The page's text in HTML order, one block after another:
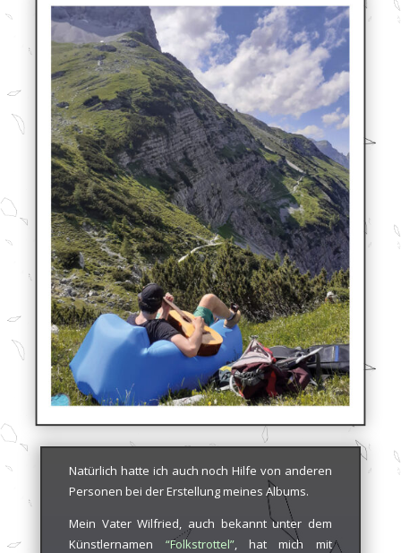
Natürlich hatte ich auch noch Hilfe von anderen
Personen bei der Erstellung meines Albums.
Mein Vater Wilfried, auch bekannt unter dem
Künstlernamen “Folkstrottel”, hat mich mit